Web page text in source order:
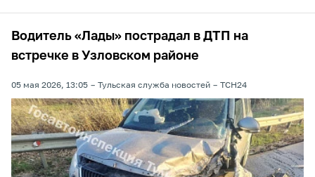
Водитель «Лады» пострадал в ДТП на
встречке в Узловском районе
05 мая 2026, 13:05 Тульская служба новостей ТСН24